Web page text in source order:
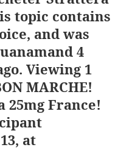
topic contains
and was
4
Viewing 1
MARCHE!
France!
at